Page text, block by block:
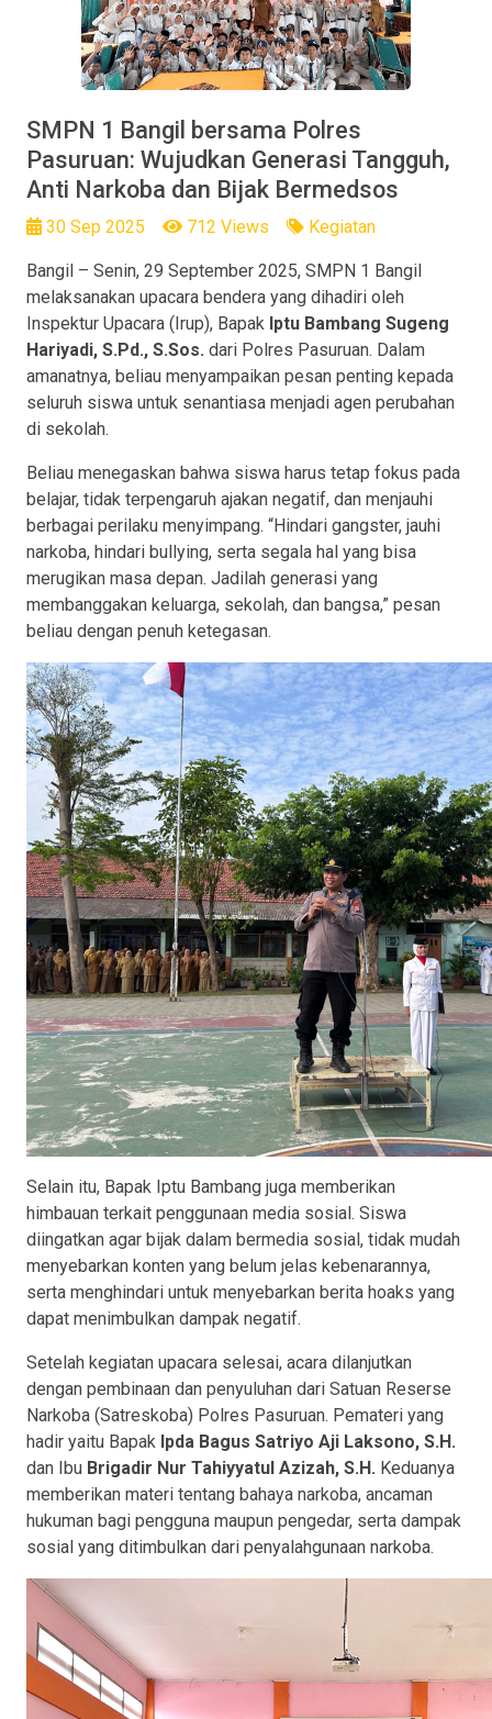
SMPN 1 Bangil bersama Polres
Pasuruan: Wujudkan Generasi Tangguh,
Anti Narkoba dan Bijak Bermedsos
30 Sep 2025 712 Views Kegiatan
Bangil – Senin, 29 September 2025, SMPN 1 Bangil
melaksanakan upacara bendera yang dihadiri oleh
Inspektur Upacara (Irup), Bapak Iptu Bambang Sugeng
Hariyadi, S.Pd., S.Sos. dari Polres Pasuruan. Dalam
amanatnya, beliau menyampaikan pesan penting kepada
seluruh siswa untuk senantiasa menjadi agen perubahan
di sekolah.
Beliau menegaskan bahwa siswa harus tetap fokus pada
belajar, tidak terpengaruh ajakan negatif, dan menjauhi
berbagai perilaku menyimpang. “Hindari gangster, jauhi
narkoba, hindari bullying, serta segala hal yang bisa
merugikan masa depan. Jadilah generasi yang
membanggakan keluarga, sekolah, dan bangsa,” pesan
beliau dengan penuh ketegasan.
Selain itu, Bapak Iptu Bambang juga memberikan
himbauan terkait penggunaan media sosial. Siswa
diingatkan agar bijak dalam bermedia sosial, tidak mudah
menyebarkan konten yang belum jelas kebenarannya,
serta menghindari untuk menyebarkan berita hoaks yang
dapat menimbulkan dampak negatif.
Setelah kegiatan upacara selesai, acara dilanjutkan
dengan pembinaan dan penyuluhan dari Satuan Reserse
Narkoba (Satreskoba) Polres Pasuruan. Pemateri yang
hadir yaitu Bapak Ipda Bagus Satriyo Aji Laksono, S.H.
dan Ibu Brigadir Nur Tahiyyatul Azizah, S.H. Keduanya
memberikan materi tentang bahaya narkoba, ancaman
hukuman bagi pengguna maupun pengedar, serta dampak
sosial yang ditimbulkan dari penyalahgunaan narkoba.